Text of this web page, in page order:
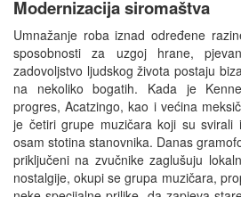
Modernizacija siromaštva
Umnažanje roba iznad određene
sposobnosti za uzgoj hrane,
zadovoljstvo ljudskog života postaju
na nekoliko bogatih. Kada je
progres, Acatzingo, kao i većina
je četiri grupe muzičara koji su svirali
osam stotina stanovnika. Danas
priključeni na zvučnike zaglušuju
nostalgije, okupi se grupa muzičara,